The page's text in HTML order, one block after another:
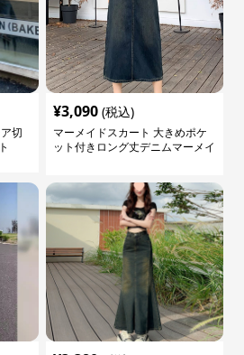
切
¥3,090 (税込)
マーメイドスカート 大きめポケ
ット付きロング丈デニムマーメイ